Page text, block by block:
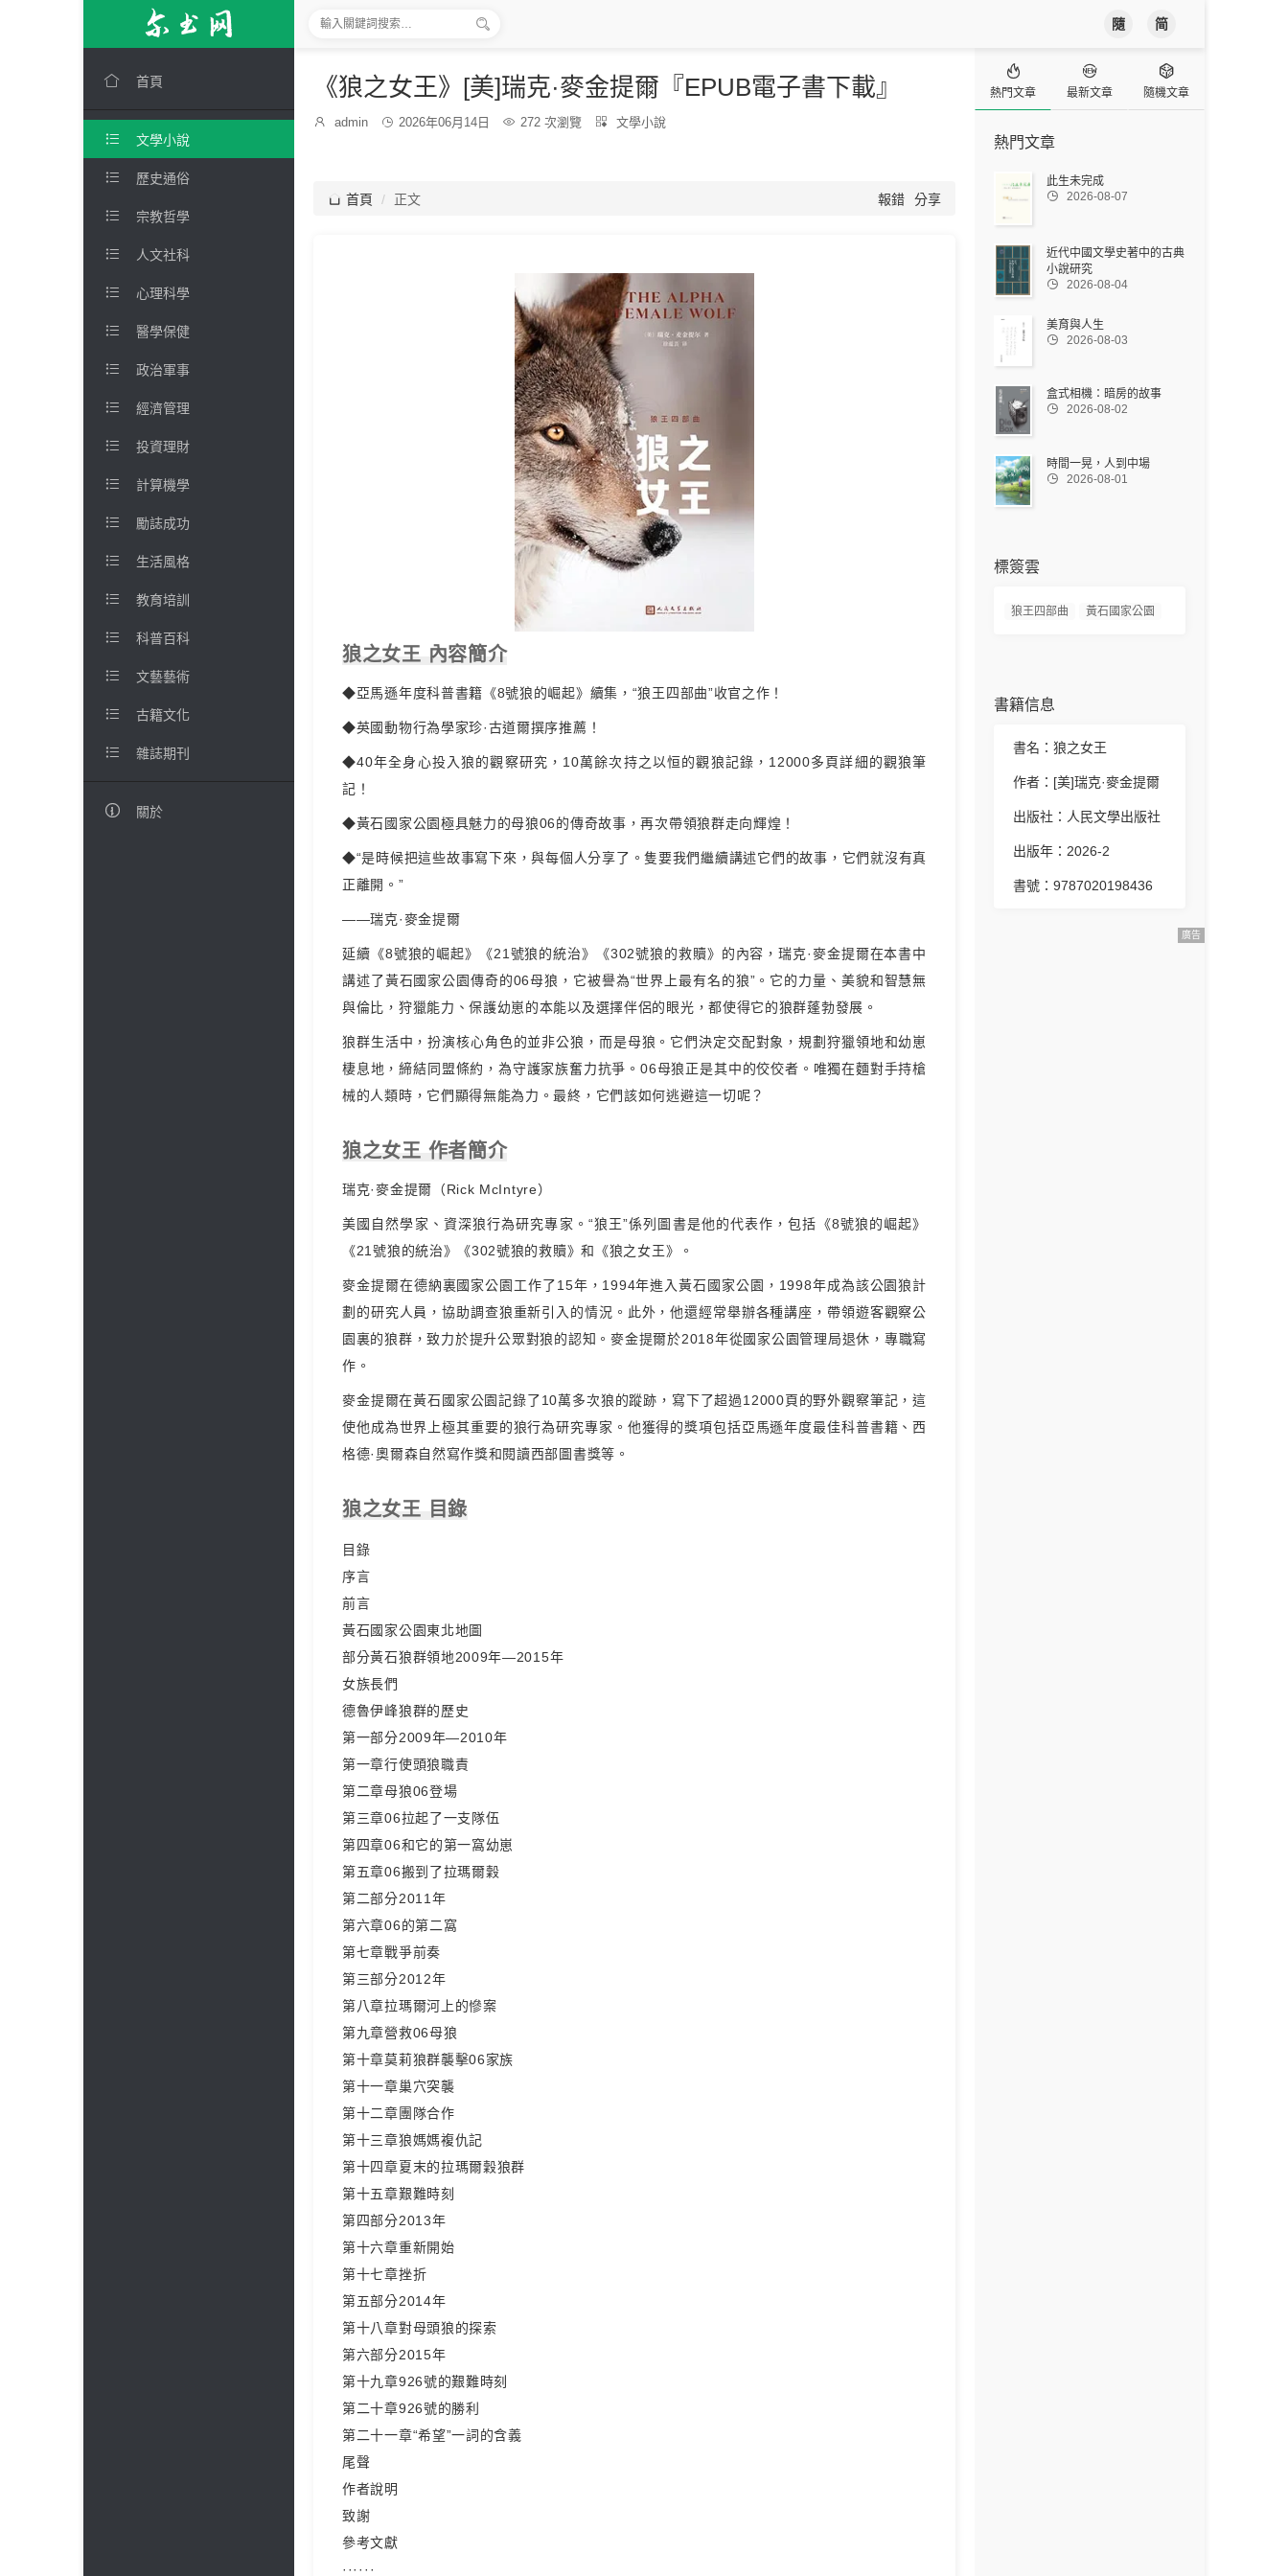
 隨 简
 首頁
 文學小說
 歷史通俗
 宗教哲學
 人文社科
 心理科學
 醫學保健
 政治軍事
 經濟管理
 投資理財
 計算機學
 勵誌成功
 生活風格
 教育培訓
 科普百科
 文藝藝術
 古籍文化
 雜誌期刊
 關於
《狼之女王》[美]瑞克·麥金提爾『EPUB電子書下載』

博
admin  發
2026年06月14日  272 次瀏覽 
分
文學小說
 首頁 正文 報錯 分享
狼之女王 內容簡介
◆亞馬遜年度科普書籍《8號狼的崛起》續集，“狼王四部曲”收官之作！
◆英國動物行為學家珍·古道爾撰序推薦！
◆40年全身心投入狼的觀察研究，10萬餘次持之以恒的觀狼記錄，12000多頁詳細的觀狼筆
記！
◆黃石國家公園極具魅力的母狼06的傳奇故事，再次帶領狼群走向輝煌！
◆“是時候把這些故事寫下來，與每個人分享了。隻要我們繼續講述它們的故事，它們就沒有真
正離開。”
——瑞克·麥金提爾
延續《8號狼的崛起》《21號狼的統治》《302號狼的救贖》的內容，瑞克·麥金提爾在本書中
講述了黃石國家公園傳奇的06母狼，它被譽為“世界上最有名的狼”。它的力量、美貌和智慧無
與倫比，狩獵能力、保護幼崽的本能以及選擇伴侶的眼光，都使得它的狼群蓬勃發展。
狼群生活中，扮演核心角色的並非公狼，而是母狼。它們決定交配對象，規劃狩獵領地和幼崽
棲息地，締結同盟條約，為守護家族奮力抗爭。06母狼正是其中的佼佼者。唯獨在麵對手持槍
械的人類時，它們顯得無能為力。最終，它們該如何逃避這一切呢？
狼之女王 作者簡介
瑞克·麥金提爾（Rick McIntyre）
美國自然學家、資深狼行為研究專家。“狼王”係列圖書是他的代表作，包括《8號狼的崛起》
《21號狼的統治》《302號狼的救贖》和《狼之女王》。
麥金提爾在德納裏國家公園工作了15年，1994年進入黃石國家公園，1998年成為該公園狼計
劃的研究人員，協助調查狼重新引入的情況。此外，他還經常舉辦各種講座，帶領遊客觀察公
園裏的狼群，致力於提升公眾對狼的認知。麥金提爾於2018年從國家公園管理局退休，專職寫
作。
麥金提爾在黃石國家公園記錄了10萬多次狼的蹤跡，寫下了超過12000頁的野外觀察筆記，這
使他成為世界上極其重要的狼行為研究專家。他獲得的獎項包括亞馬遜年度最佳科普書籍、西
格德·奧爾森自然寫作獎和閱讀西部圖書獎等。
狼之女王 目錄
目錄
序言
前言
黃石國家公園東北地圖
部分黃石狼群領地2009年—2015年
女族長們
德魯伊峰狼群的歷史
第一部分2009年—2010年
第一章行使頭狼職責
第二章母狼06登場
第三章06拉起了一支隊伍
第四章06和它的第一窩幼崽
第五章06搬到了拉瑪爾穀
第二部分2011年
第六章06的第二窩
第七章戰爭前奏
第三部分2012年
第八章拉瑪爾河上的慘案
第九章營救06母狼
第十章莫莉狼群襲擊06家族
第十一章巢穴突襲
第十二章團隊合作
第十三章狼媽媽複仇記
第十四章夏末的拉瑪爾穀狼群
第十五章艱難時刻
第四部分2013年
第十六章重新開始
第十七章挫折
第五部分2014年
第十八章對母頭狼的探索
第六部分2015年
第十九章926號的艱難時刻
第二十章926號的勝利
第二十一章“希望”一詞的含義
尾聲
作者說明
致謝
參考文獻
······

熱門文章

最新文章

隨機文章
熱門文章
此生未完成
 2026-08-07
近代中國文學史著中的古典
小說研究
 2026-08-04
美育與人生
 2026-08-03
盒式相機：暗房的故事
 2026-08-02
時間一晃，人到中場
 2026-08-01
標簽雲
狼王四部曲 黃石國家公園
書籍信息
書名：狼之女王
作者：[美]瑞克·麥金提爾
出版社：人民文學出版社
出版年：2026-2
書號：9787020198436
廣告